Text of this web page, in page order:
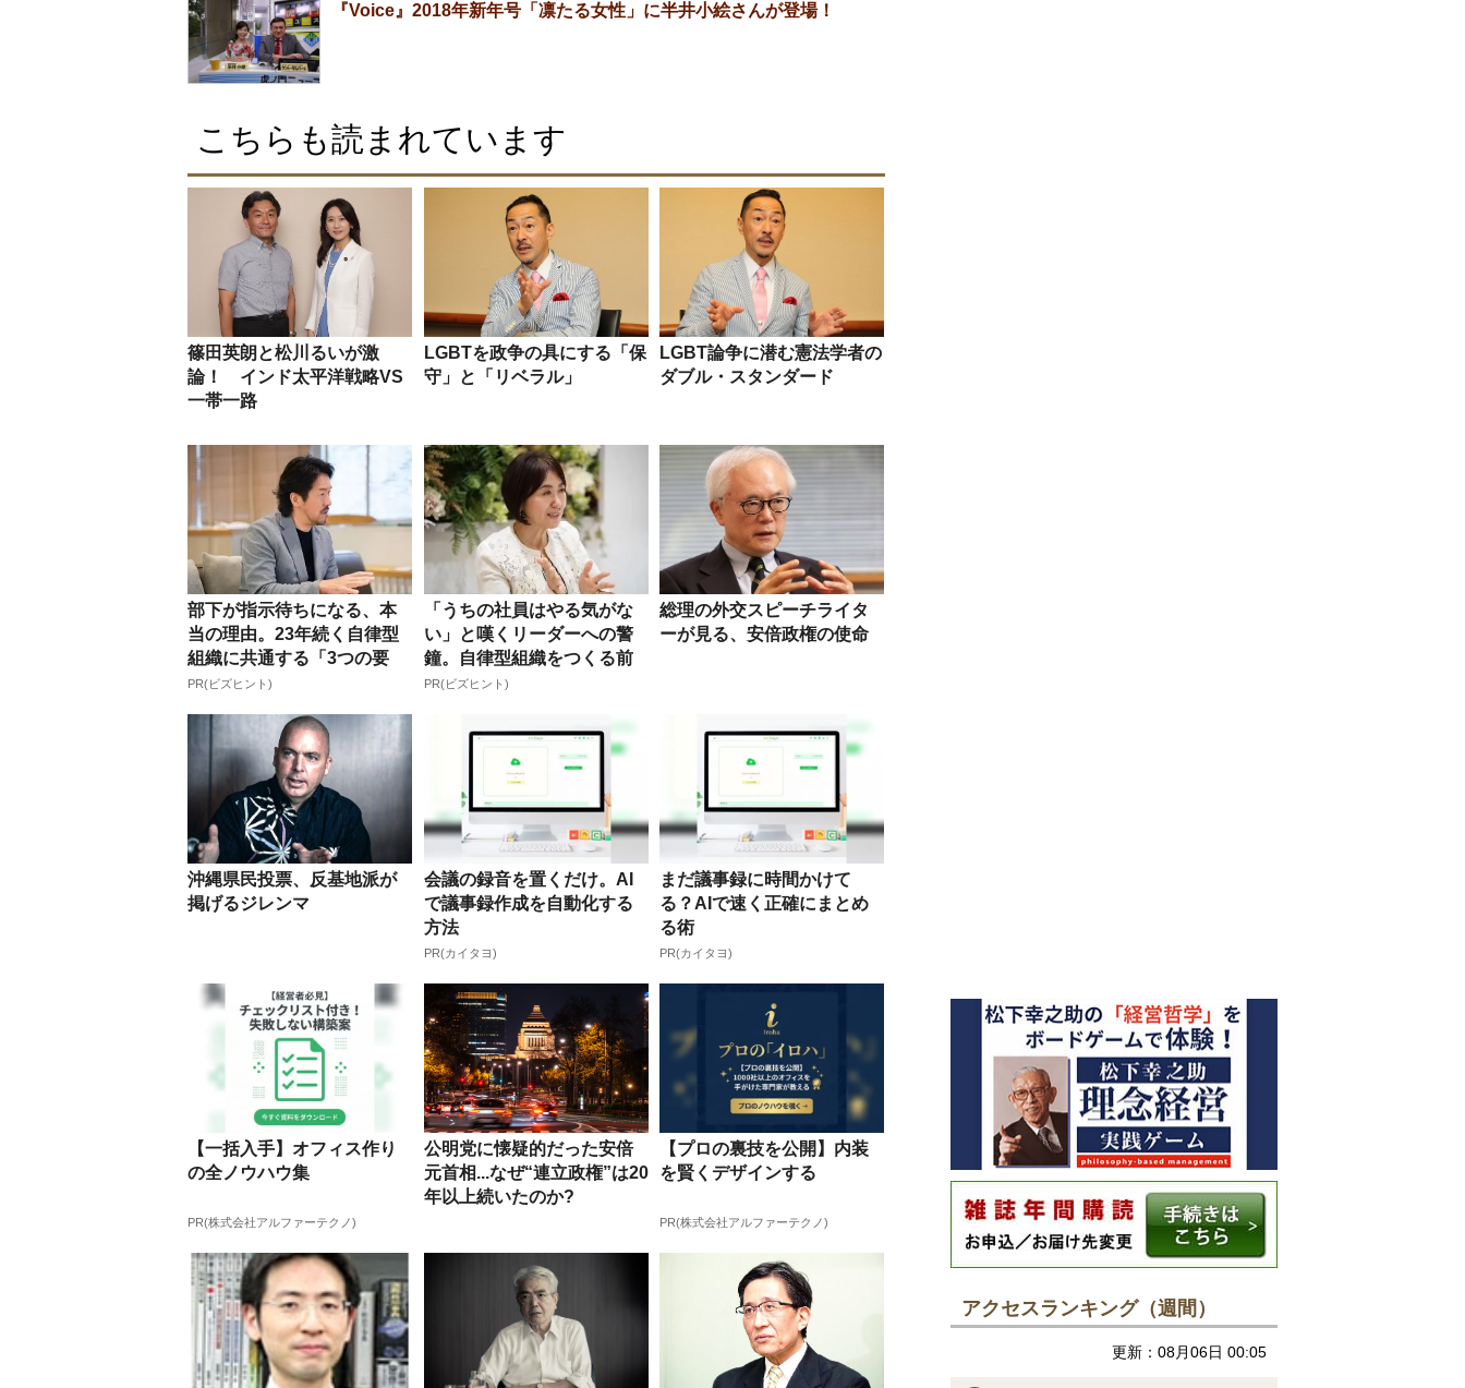
『Voice』2018年新年号「凛たる女性」に半井小絵さんが登場！
こちらも読まれています
篠田英朗と松川るいが激
論！ インド太平洋戦略VS
一帯一路
LGBTを政争の具にする「保
守」と「リベラル」
LGBT論争に潜む憲法学者の
ダブル・スタンダード
部下が指示待ちになる、本
当の理由。23年続く自律型
組織に共通する「3つの要
素」
PR(ビズヒント)
「うちの社員はやる気がな
い」と嘆くリーダーへの警
鐘。自律型組織をつくる前
に外せな...
PR(ビズヒント)
総理の外交スピーチライタ
ーが見る、安倍政権の使命
沖縄県民投票、反基地派が
掲げるジレンマ
会議の録音を置くだけ。AI
で議事録作成を自動化する
方法
PR(カイタヨ)
まだ議事録に時間かけて
る？AIで速く正確にまとめ
る術
PR(カイタヨ)
【一括入手】オフィス作り
の全ノウハウ集
PR(株式会社アルファーテクノ)
公明党に懐疑的だった安倍
元首相...なぜ“連立政権”は20
年以上続いたのか?
【プロの裏技を公開】内装
を賢くデザインする
PR(株式会社アルファーテクノ)
アクセスランキング（週間）
更新：08月06日 00:05